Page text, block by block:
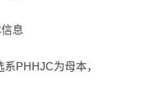
息
PHHJC为母本，